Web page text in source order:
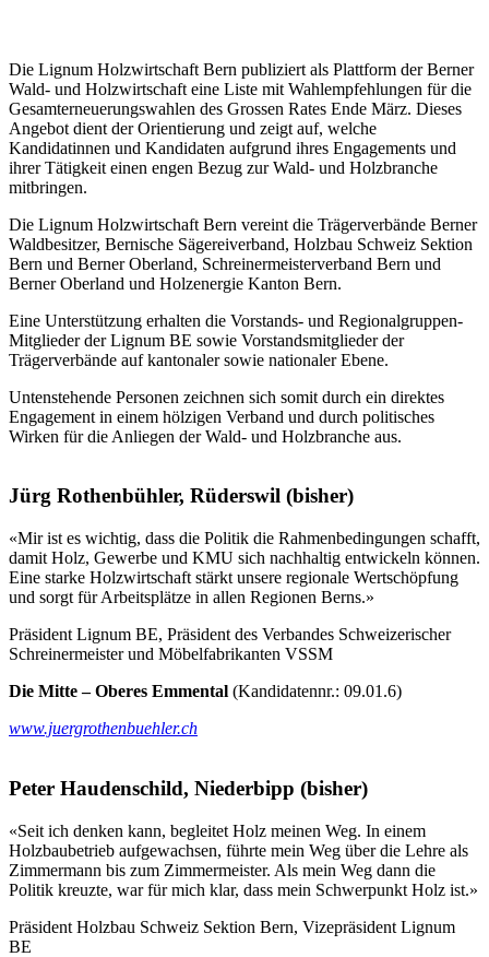
Die Lignum Holzwirtschaft Bern publiziert als Plattform der Berner
Wald- und Holzwirtschaft eine Liste mit Wahlempfehlungen für die
Gesamterneuerungswahlen des Grossen Rates Ende März. Dieses
Angebot dient der Orientierung und zeigt auf, welche
Kandidatinnen und Kandidaten aufgrund ihres Engagements und
ihrer Tätigkeit einen engen Bezug zur Wald- und Holzbranche
mitbringen.
Die Lignum Holzwirtschaft Bern vereint die Trägerverbände Berner
Waldbesitzer, Bernische Sägereiverband, Holzbau Schweiz Sektion
Bern und Berner Oberland, Schreinermeisterverband Bern und
Berner Oberland und Holzenergie Kanton Bern.
Eine Unterstützung erhalten die Vorstands- und Regionalgruppen-
Mitglieder der Lignum BE sowie Vorstandsmitglieder der
Trägerverbände auf kantonaler sowie nationaler Ebene.
Untenstehende Personen zeichnen sich somit durch ein direktes
Engagement in einem hölzigen Verband und durch politisches
Wirken für die Anliegen der Wald- und Holzbranche aus.
Jürg Rothenbühler, Rüderswil (bisher)
«Mir ist es wichtig, dass die Politik die Rahmenbedingungen schafft,
damit Holz, Gewerbe und KMU sich nachhaltig entwickeln können.
Eine starke Holzwirtschaft stärkt unsere regionale Wertschöpfung
und sorgt für Arbeitsplätze in allen Regionen Berns.»
Präsident Lignum BE, Präsident des Verbandes Schweizerischer
Schreinermeister und Möbelfabrikanten VSSM
Die Mitte – Oberes Emmental (Kandidatennr.: 09.01.6)
www.juergrothenbuehler.ch
Peter Haudenschild, Niederbipp (bisher)
«Seit ich denken kann, begleitet Holz meinen Weg. In einem
Holzbaubetrieb aufgewachsen, führte mein Weg über die Lehre als
Zimmermann bis zum Zimmermeister. Als mein Weg dann die
Politik kreuzte, war für mich klar, dass mein Schwerpunkt Holz ist.»
Präsident Holzbau Schweiz Sektion Bern, Vizepräsident Lignum
BE